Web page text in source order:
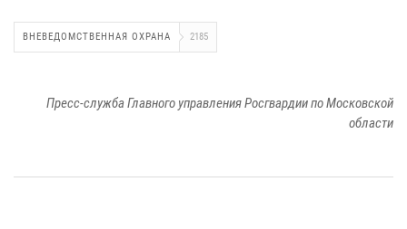
ВНЕВЕДОМСТВЕННАЯ ОХРАНА 2185
Пресс-служба Главного управления Росгвардии по Московской
области